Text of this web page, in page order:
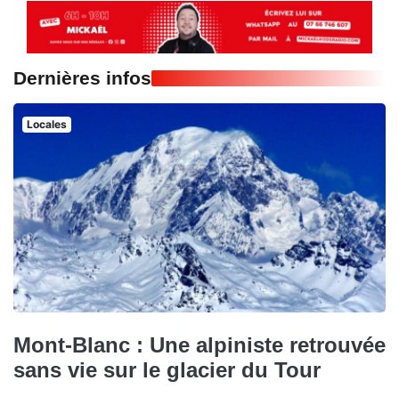
Dernières infos
Locales
Mont-Blanc : Une alpiniste retrouvée
sans vie sur le glacier du Tour